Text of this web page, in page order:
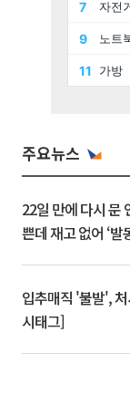
주요뉴스
22일 만에 다시 문
쁜데 재고 없어 ‘발
입추매직 '불발',
시태그]